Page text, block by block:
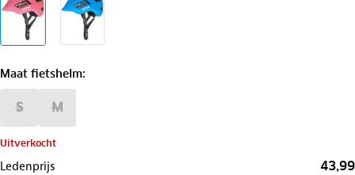
Maat fietshelm:
S M
Uitverkocht
Ledenprijs 43,99